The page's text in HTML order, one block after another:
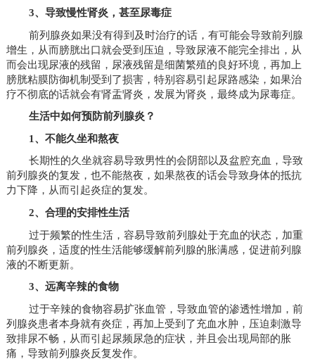
3、导致慢性肾炎，甚至尿毒症
前列腺炎如果没有得到及时治疗的话，有可能会导致前列腺
增生，从而膀胱出口就会受到压迫，导致尿液不能完全排出，从
而会出现尿液的残留，尿液残留是细菌繁殖的良好环境，再加上
膀胱粘膜防御机制受到了损害，特别容易引起尿路感染，如果治
疗不彻底的话就会有肾盂肾炎，发展为肾炎，最终成为尿毒症。
生活中如何预防前列腺炎？
1、不能久坐和熬夜
长期性的久坐就容易导致男性的会阴部以及盆腔充血，导致
前列腺炎的复发，也不能熬夜，如果熬夜的话会导致身体的抵抗
力下降，从而引起炎症的复发。
2、合理的安排性生活
过于频繁的性生活，容易导致前列腺处于充血的状态，加重
前列腺炎，适度的性生活能够缓解前列腺的胀满感，促进前列腺
液的不断更新。
3、远离辛辣的食物
过于辛辣的食物容易扩张血管，导致血管的渗透性增加，前
列腺炎患者本身就有炎症，再加上受到了充血水肿，压迫刺激导
致排尿不畅，从而引起尿频尿急的症状，并且会出现局部的胀
痛，导致前列腺炎反复发作。